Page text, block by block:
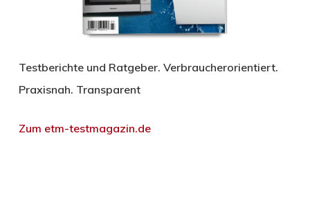
Testberichte und Ratgeber. Verbraucherorientiert.
Praxisnah. Transparent
Zum etm-testmagazin.de